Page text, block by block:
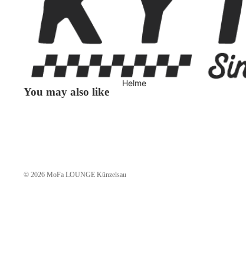
Textiljacken Herren
Freizeitjacken
Freizeitjacken Damen
Freizeitjacken Herren
Motorradhemden
Helme
You may also like
© 2026 MoFa LOUNGE Künzelsau